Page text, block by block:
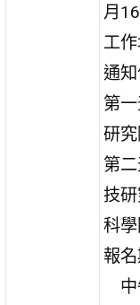
月
工
通
第
研
第
技
科
報
中